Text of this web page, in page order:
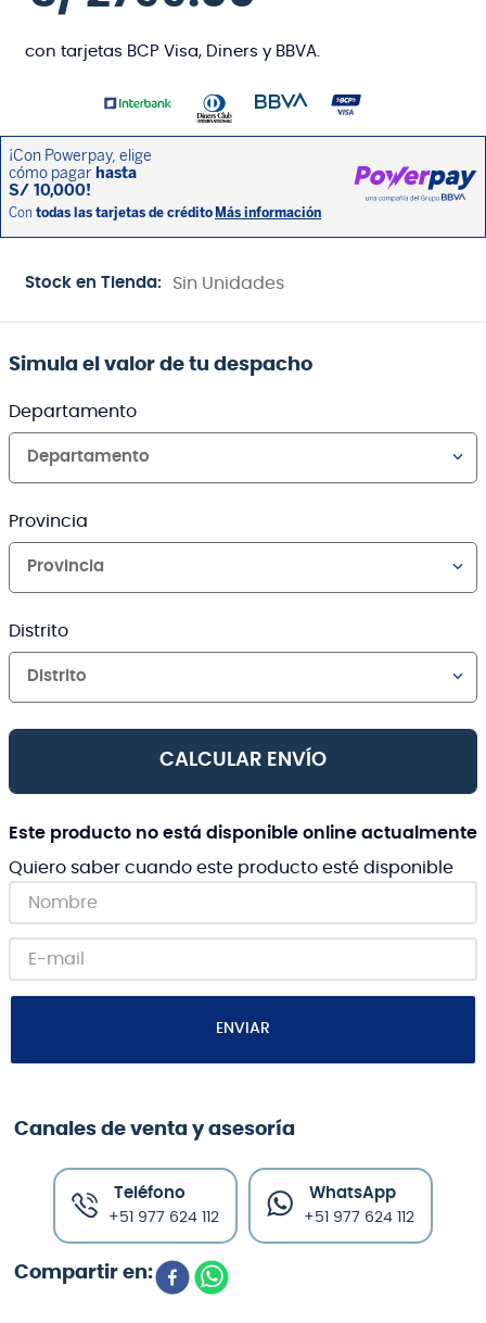
con tarjetas BCP Visa, Diners y BBVA.
Stock en Tienda: Sin Unidades
Simula el valor de tu despacho
Departamento
Departamento
Provincia
Provincia
Distrito
Distrito
CALCULAR ENVÍO
Este producto no está disponible online actualmente
Quiero saber cuando este producto esté disponible
ENVIAR
Canales de venta y asesoría
Teléfono
+51 977 624 112
WhatsApp
+51 977 624 112